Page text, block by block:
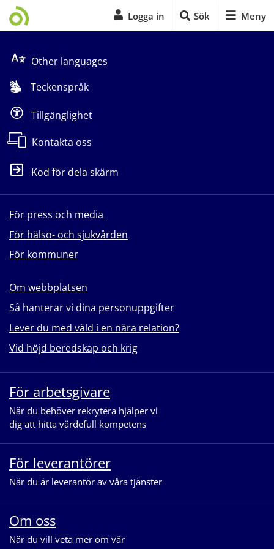
Logga in Sök Meny
Other languages
Teckenspråk
Tillgänglighet
Kontakta oss
Kod för dela skärm
För press och media
För hälso- och sjukvården
För kommuner
Om webbplatsen
Så hanterar vi dina personuppgifter
Lever du med våld i en nära relation?
Vid höjd beredskap och krig
För arbetsgivare
När du behöver rekrytera hjälper vi
dig att hitta värdefull kompetens
För leverantörer
När du är leverantör av våra tjänster
Om oss
När du vill veta mer om vår